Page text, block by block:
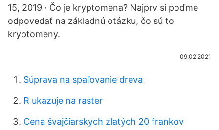
15, 2019 · Čo je kryptomena? Najprv si poďme
odpovedať na základnú otázku, čo sú to
kryptomeny.
09.02.2021
Súprava na spaľovanie dreva
R ukazuje na raster
Cena švajčiarskych zlatých 20 frankov